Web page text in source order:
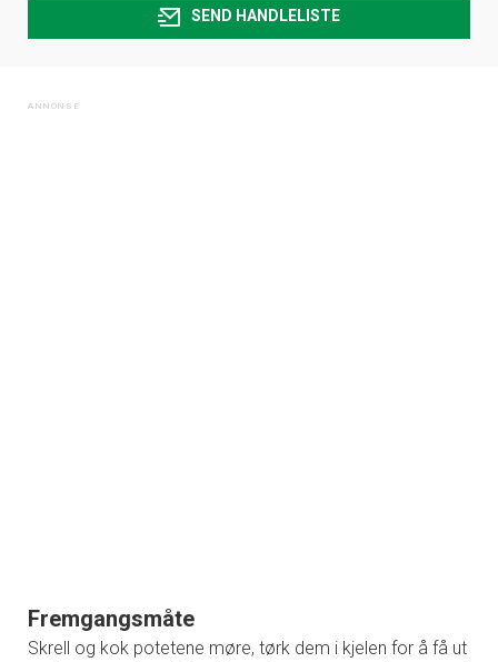
SEND HANDLELISTE
Fremgangsmåte
Skrell og kok potetene møre, tørk dem i kjelen for å få ut